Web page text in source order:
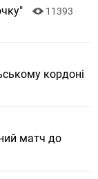
11393
кордоні
матч до